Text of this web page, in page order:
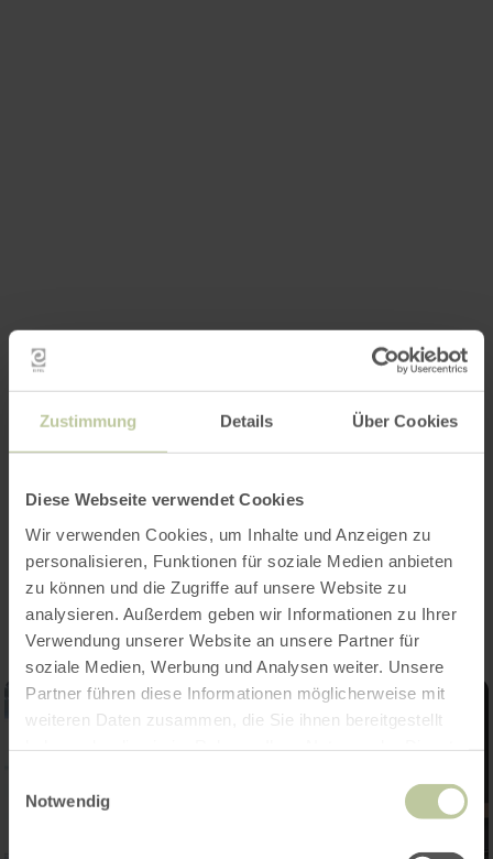
Zustimmung Details Über Cookies
Diese Webseite verwendet Cookies
Wir verwenden Cookies, um Inhalte und Anzeigen zu
personalisieren, Funktionen für soziale Medien anbieten
zu können und die Zugriffe auf unsere Website zu
analysieren. Außerdem geben wir Informationen zu Ihrer
Verwendung unserer Website an unsere Partner für
soziale Medien, Werbung und Analysen weiter. Unsere
Partner führen diese Informationen möglicherweise mit
weiteren Daten zusammen, die Sie ihnen bereitgestellt
Notwendig
Impressionen